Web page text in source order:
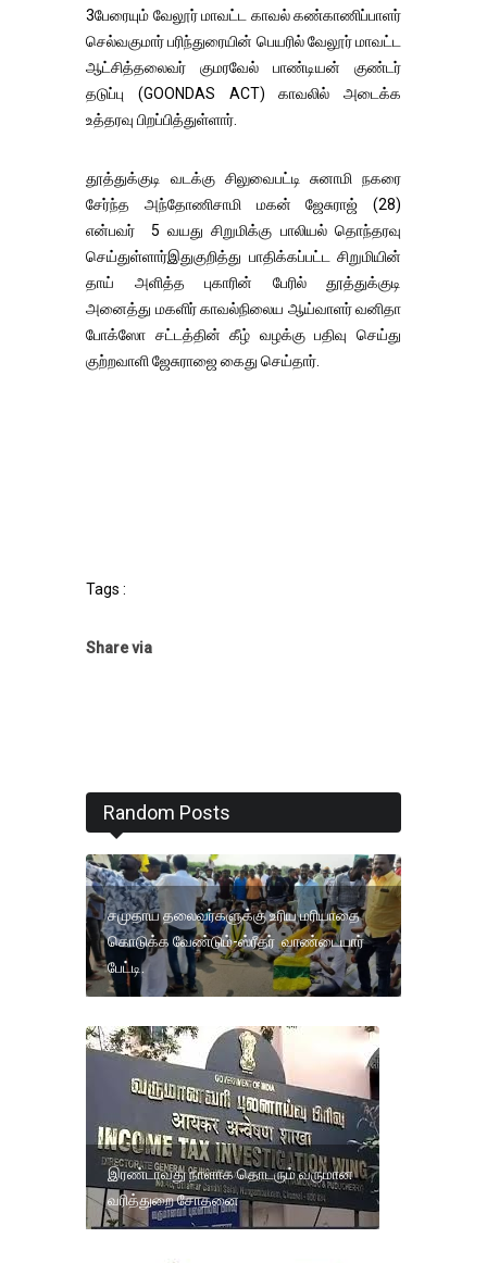
3பேரையும் வேலூர் மாவட்ட காவல் கண்காணிப்பாளர்
செல்வகுமார் பரிந்துரையின் பெயரில் வேலூர் மாவட்ட
ஆட்சித்தலைவர் குமரவேல் பாண்டியன் குண்டர்
தடுப்பு (GOONDAS ACT) காவலில் அடைக்க
உத்தரவு பிறப்பித்துள்ளார்.
தூத்துக்குடி வடக்கு சிலுவைபட்டி சுனாமி நகரை
சேர்ந்த அந்தோணிசாமி மகன் ஜேசுராஜ் (28)
என்பவர் 5 வயது சிறுமிக்கு பாலியல் தொந்தரவு
செய்துள்ளார்இதுகுறித்து பாதிக்கப்பட்ட சிறுமியின்
தாய் அளித்த புகாரின் பேரில் தூத்துக்குடி
அனைத்து மகளிர் காவல்நிலைய ஆய்வாளர் வனிதா
போக்ஸோ சட்டத்தின் கீழ் வழக்கு பதிவு செய்து
குற்றவாளி ஜேசுராஜை கைது செய்தார்.
Tags :
Share via
Random Posts
சமுதாய தலைவர்களுக்கு உரிய மரியாதை
கொடுக்க வேண்டும்-ஸ்ரீதர் வாண்டையார்
பேட்டி.
இரண்டாவது நாளாக தொடரும் வருமான
வரித்துறை சோதனை